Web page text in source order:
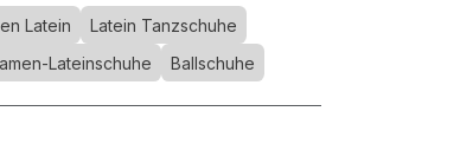
Latein
Latein Tanzschuhe
Lateinschuhe Ballschuhe